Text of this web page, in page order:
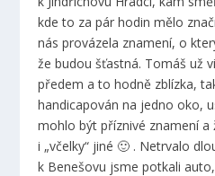
kde to za pár hodin mělo
nás provázela znamení, o
že budou šťastná. Tomáš už
předem a to hodně zblízka,
handicapován na jedno oko,
mohlo být příznivé znamení a
i „včelky“ jiné 🙂 . Netrvalo
k Benešovu jsme potkali